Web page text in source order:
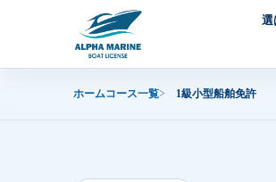
選
ホームコース一覧 1級小型船舶免許